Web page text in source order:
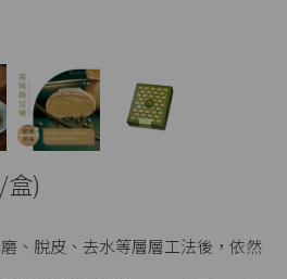
)
、脫皮、去水等層層工法後，依然